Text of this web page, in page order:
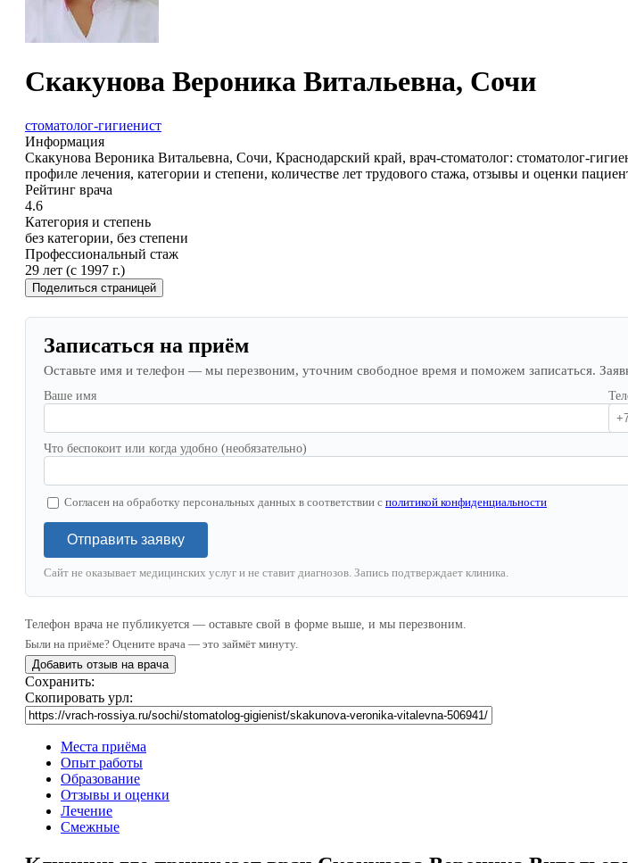
Скакунова Вероника Витальевна, Сочи
стоматолог-гигиенист
Информация
Скакунова Вероника Витальевна, Сочи, Краснодарский край, врач-стоматолог: стоматолог-
профиле лечения, категории и степени, количестве лет трудового стажа, отзывы и оценки
Рейтинг врача
4.6
Категория и степень
без категории, без степени
Профессиональный стаж
29 лет (с 1997 г.)
Поделиться страницей
Записаться на приём
Оставьте имя и телефон — мы перезвоним, уточним свободное время и поможем записаться.
Ваше имя
Что беспокоит или когда удобно (необязательно)
Согласен на обработку персональных данных в соответствии с политикой конфиденциальности
Отправить заявку
Сайт не оказывает медицинских услуг и не ставит диагнозов. Запись подтверждает клиника.
Телефон врача не публикуется — оставьте свой в форме выше, и мы перезвоним.
Были на приёме? Оцените врача — это займёт минуту.
Добавить отзыв на врача
Сохранить:
Скопировать урл:
Места приёма
Опыт работы
Образование
Отзывы и оценки
Лечение
Смежные